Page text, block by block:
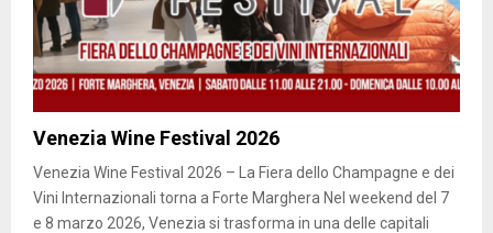
Venezia Wine Festival 2026
Venezia Wine Festival 2026 – La Fiera dello Champagne e dei
Vini Internazionali torna a Forte Marghera Nel weekend del 7
e 8 marzo 2026, Venezia si trasforma in una delle capitali